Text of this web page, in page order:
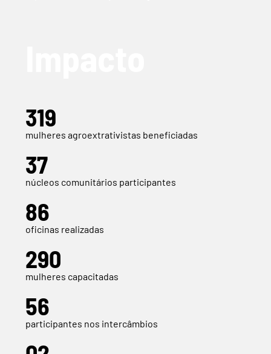
319
mulheres agroextrativistas beneficiadas
37
núcleos comunitários participantes
86
oficinas realizadas
290
mulheres capacitadas
56
participantes nos intercâmbios